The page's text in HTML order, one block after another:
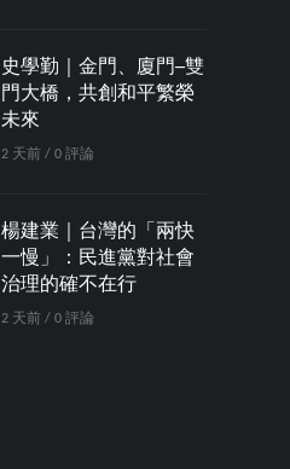
史學勤｜金門、廈門─雙
門大橋，共創和平繁榮
未來
2 天前 / 0 評論
楊建業｜台灣的「兩快
一慢」：民進黨對社會
治理的確不在行
2 天前 / 0 評論